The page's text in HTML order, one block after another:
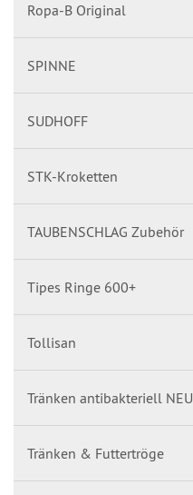
Ropa-B Original
SPINNE
SUDHOFF
STK-Kroketten
TAUBENSCHLAG Zubehör
Tipes Ringe 600+
Tollisan
Tränken antibakteriell NEU
Tränken & Futtertröge